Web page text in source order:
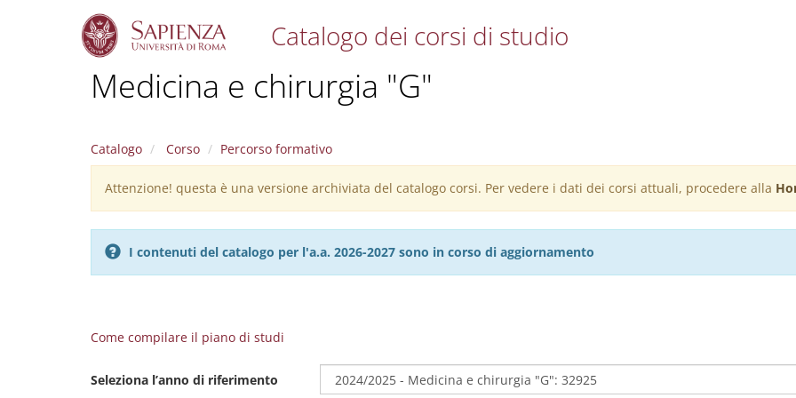
Catalogo dei corsi di studio
Medicina e chirurgia "G"
Catalogo Corso Percorso formativo
Warning
message
Attenzione! questa è una versione archiviata del catalogo corsi. Per vedere i dati dei corsi attuali, procedere alla
I contenuti del catalogo per l'a.a. 2026-2027 sono in corso di aggiornamento
Come compilare il piano di studi
Seleziona l’anno di riferimento